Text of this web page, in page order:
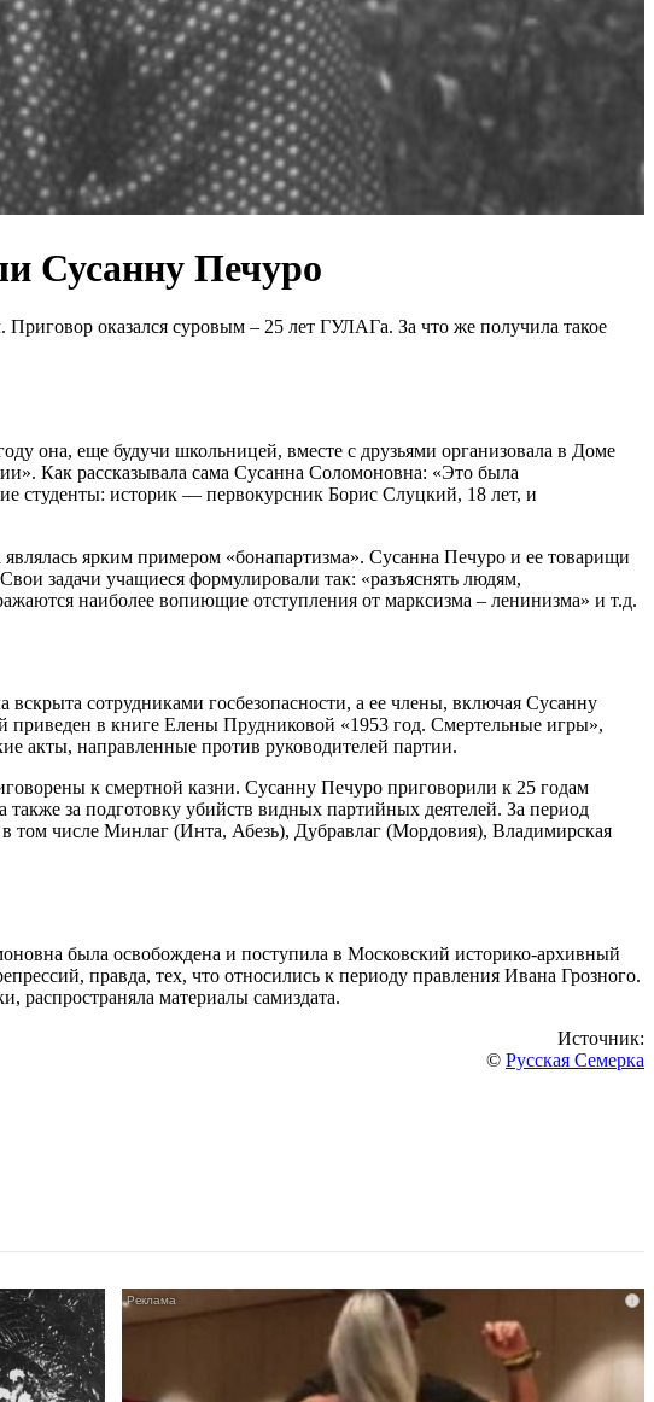
Сусанну Печуро
оказался суровым – 25 лет ГУЛАГа. За что же получила такое
она, еще будучи школьницей, вместе с друзьями организовала в Доме
Как рассказывала сама Сусанна Соломоновна: «Это была
студенты: историк — первокурсник Борис Слуцкий, 18 лет, и
ярким примером «бонапартизма». Сусанна Печуро и ее товарищи
задачи учащиеся формулировали так: «разъяснять людям,
наиболее вопиющие отступления от марксизма – ленинизма» и т.д.
сотрудниками госбезопасности, а ее члены, включая Сусанну
приведен в книге Елены Прудниковой «1953 год. Смертельные игры»,
акты, направленные против руководителей партии.
к смертной казни. Сусанну Печуро приговорили к 25 годам
за подготовку убийств видных партийных деятелей. За период
том числе Минлаг (Инта, Абезь), Дубравлаг (Мордовия), Владимирская
была освобождена и поступила в Московский историко-архивный
правда, тех, что относились к периоду правления Ивана Грозного.
распространяла материалы самиздата.
Источник:
© Русская Семерка
i